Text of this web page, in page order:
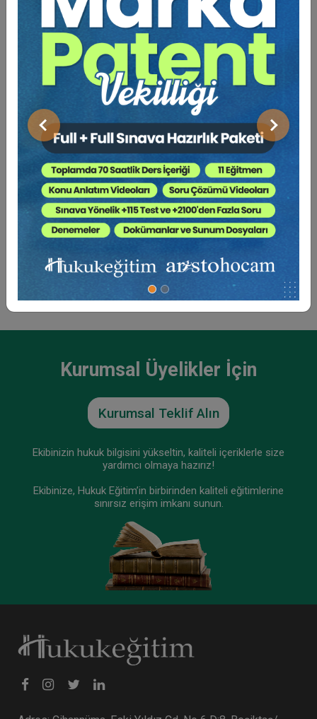
Önceki Sonraki
Tüketici Hukuku Enstitüsü
OTOMOTİV SEKTÖRÜNDE TÜKETİCİ HUKUKU VE
UYGULAMALARI Video Kaydı
Sepete Ekle
9. Tüketici Hukuku Kongresi - IX. Oturum:
TÜKETİCİ YARGILAMASI VE USUL HUKUKU
UYGULAMALARI Video Kaydı
Sepete Ekle
Tüketici Hukuku Enstitüsü
Fakültelerinde araştırma görevlisi olarak çalışmıştır.
2008 yılının Aralık ayında Gazi Üniversitesi Sosyal
Bilimler Enstitüsü Medeni Hukuk Yüksek Lisans
Programından, 2015 yılının Mart ayında ise İstanbul
Üniversitesi Sosyal Bilimler Enstitüsü Özel Hukuk
Doktora Programından mezun olmuştur. 2017 yılı
Ağustos ayından bu yana Çukurova Üniversitesi
Hukuk Fakültesi Medeni Hukuk Ana Bilim Dalında
öğretim üyesi olarak çalışmaktadır. Evli ve bir erkek
çocuk annesidir.
Sosyal Medya
Kurumsal Üyelikler İçin
Kurumsal Teklif Alın
Ekibinizin hukuk bilgisini yükseltin, kaliteli içeriklerle size
yardımcı olmaya hazırız!
Ekibinize, Hukuk Eğitim’in birbirinden kaliteli eğitimlerine
sınırsız erişim imkanı sunun.